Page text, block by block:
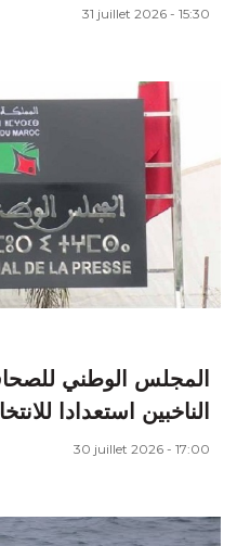
31 juillet 2026 - 15:30
المجلس الوطني
الناخبين استعدادا
30 juillet 2026 - 17:00